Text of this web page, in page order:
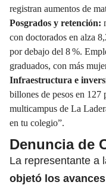
registran aumentos de
Posgrados y retención:
con doctorados en alza
por debajo del 8 %.
graduados, con más
Infraestructura e
billones de pesos en
multicampus de La
en tu colegio”.
Denuncia de
La representante a
objetó los